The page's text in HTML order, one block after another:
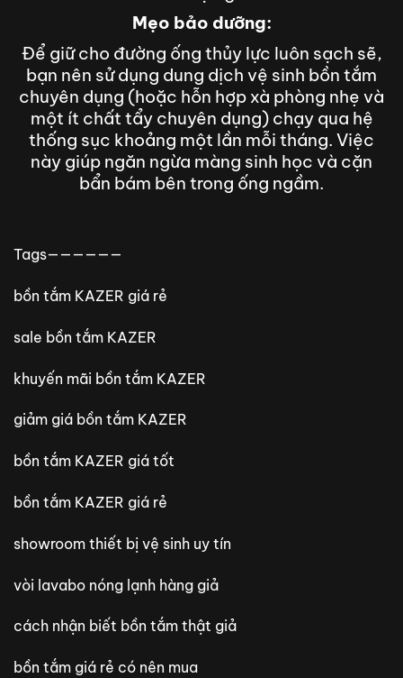
Mẹo bảo dưỡng:
Để giữ cho đường ống thủy lực luôn sạch sẽ,
bạn nên sử dụng dung dịch vệ sinh bồn tắm
chuyên dụng (hoặc hỗn hợp xà phòng nhẹ và
một ít chất tẩy chuyên dụng) chạy qua hệ
thống sục khoảng một lần mỗi tháng. Việc
này giúp ngăn ngừa màng sinh học và cặn
bẩn bám bên trong ống ngầm.
Tags——————
bồn tắm KAZER giá rẻ
sale bồn tắm KAZER
khuyến mãi bồn tắm KAZER
giảm giá bồn tắm KAZER
bồn tắm KAZER giá tốt
bồn tắm KAZER giá rẻ
showroom thiết bị vệ sinh uy tín
vòi lavabo nóng lạnh hàng giả
cách nhận biết bồn tắm thật giả
bồn tắm giá rẻ có nên mua